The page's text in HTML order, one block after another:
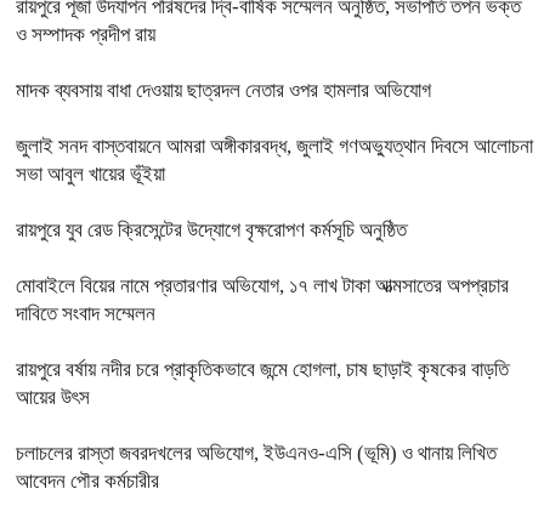
রায়পুরে পূজা উদযাপন পরিষদের দ্বি-বার্ষিক সম্মেলন অনুষ্ঠিত, সভাপতি তপন ভক্ত
ও সম্পাদক প্রদীপ রায়
মাদক ব্যবসায় বাধা দেওয়ায় ছাত্রদল নেতার ওপর হামলার অভিযোগ
জুলাই সনদ বাস্তবায়নে আমরা অঙ্গীকারবদ্ধ, জুলাই গণঅভ্যুত্থান দিবসে আলোচনা
সভা আবুল খায়ের ভূঁইয়া
রায়পুরে যুব রেড ক্রিসেন্টের উদ্যোগে বৃক্ষরোপণ কর্মসূচি অনুষ্ঠিত
মোবাইলে বিয়ের নামে প্রতারণার অভিযোগ, ১৭ লাখ টাকা আত্মসাতের অপপ্রচার
দাবিতে সংবাদ সম্মেলন
রায়পুরে বর্ষায় নদীর চরে প্রাকৃতিকভাবে জন্মে হোগলা, চাষ ছাড়াই কৃষকের বাড়তি
আয়ের উৎস
চলাচলের রাস্তা জবরদখলের অভিযোগ, ইউএনও-এসি (ভূমি) ও থানায় লিখিত
আবেদন পৌর কর্মচারীর